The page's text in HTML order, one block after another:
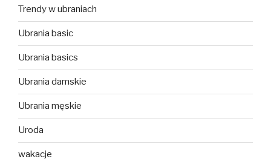
Trendy w ubraniach
Ubrania basic
Ubrania basics
Ubrania damskie
Ubrania męskie
Uroda
wakacje